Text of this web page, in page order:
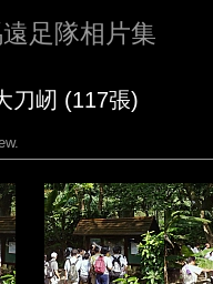
足隊相片集
刀屻 (117張)